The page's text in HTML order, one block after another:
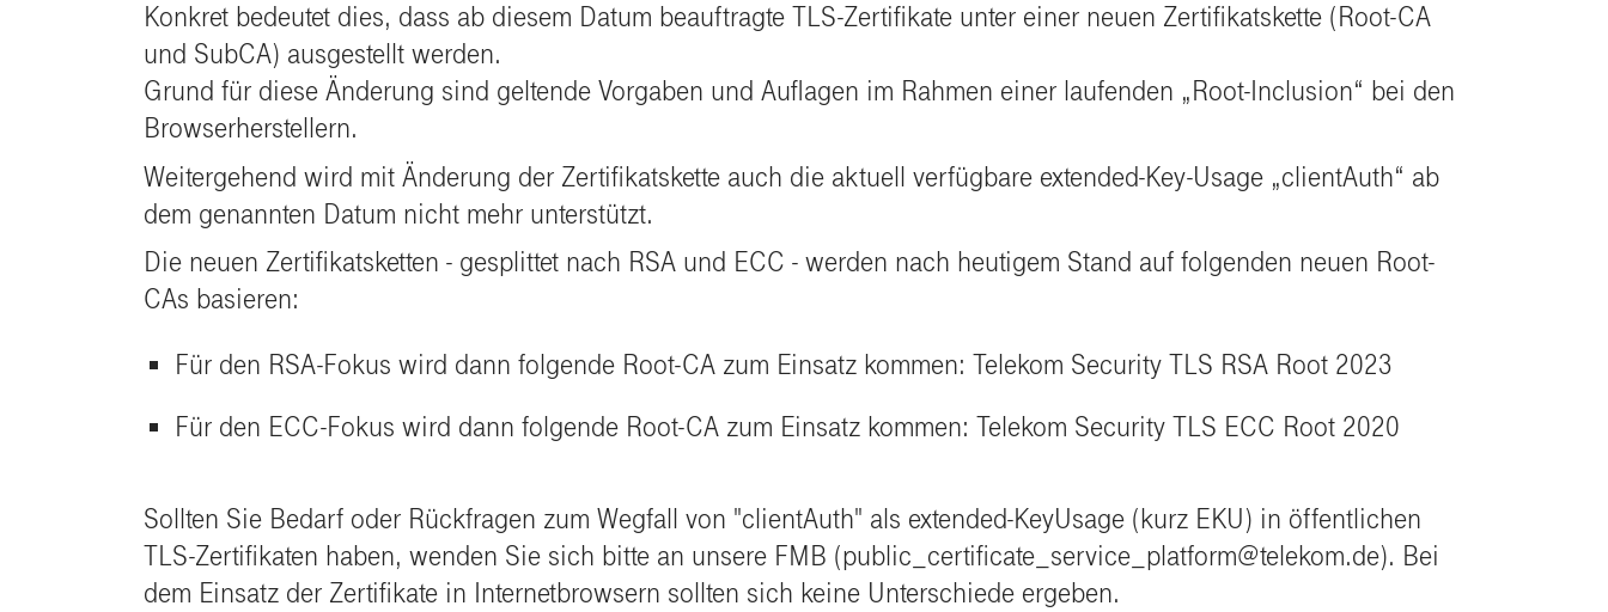
Konkret bedeutet dies, dass ab diesem Datum beauftragte TLS-Zertifikate unter einer neuen Zertifikatskette (Root-CA
und SubCA) ausgestellt werden.
Grund für diese Änderung sind geltende Vorgaben und Auflagen im Rahmen einer laufenden „Root-Inclusion“ bei den
Browserherstellern.
Weitergehend wird mit Änderung der Zertifikatskette auch die aktuell verfügbare extended-Key-Usage „clientAuth“ ab
dem genannten Datum nicht mehr unterstützt.
Die neuen Zertifikatsketten - gesplittet nach RSA und ECC - werden nach heutigem Stand auf folgenden neuen Root-
CAs basieren:
Für den RSA-Fokus wird dann folgende Root-CA zum Einsatz kommen: Telekom Security TLS RSA Root 2023
Für den ECC-Fokus wird dann folgende Root-CA zum Einsatz kommen: Telekom Security TLS ECC Root 2020
Sollten Sie Bedarf oder Rückfragen zum Wegfall von "clientAuth" als extended-KeyUsage (kurz EKU) in öffentlichen
TLS-Zertifikaten haben, wenden Sie sich bitte an unsere FMB (public_certificate_service_platform@telekom.de). Bei
dem Einsatz der Zertifikate in Internetbrowsern sollten sich keine Unterschiede ergeben.